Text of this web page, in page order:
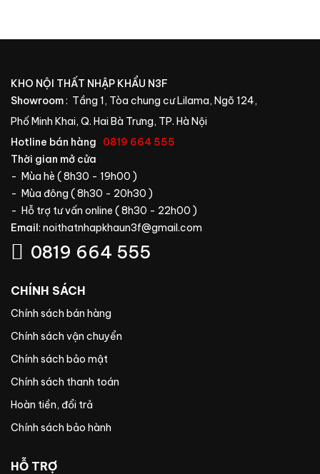
KHO NỘI THẤT NHẬP KHẨU N3F
Showroom: Tầng 1, Tòa chung cư Lilama, Ngõ 124,
Phố Minh Khai, Q. Hai Bà Trưng, TP. Hà Nội
Hotline bán hàng
0819 664 555
Thời gian mở cửa
- Mùa hè ( 8h30 - 19h00 )
- Mùa đông ( 8h30 - 20h30 )
- Hỗ trợ tư vấn online ( 8h30 - 22h00 )
Email: noithatnhapkhaun3f@gmail.com
0819 664 555
CHÍNH SÁCH
Chính sách bán hàng
Chính sách vận chuyển
Chính sách bảo mật
Chính sách thanh toán
Hoàn tiền, đổi trả
Chính sách bảo hành
HỖ TRỢ